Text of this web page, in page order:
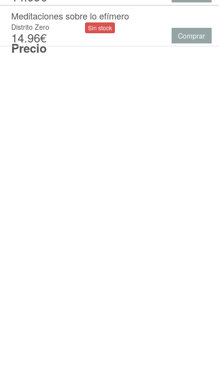
Precio
Meditaciones sobre lo efímero
Distrito Zero
14.96€
Sin stock
Comprar